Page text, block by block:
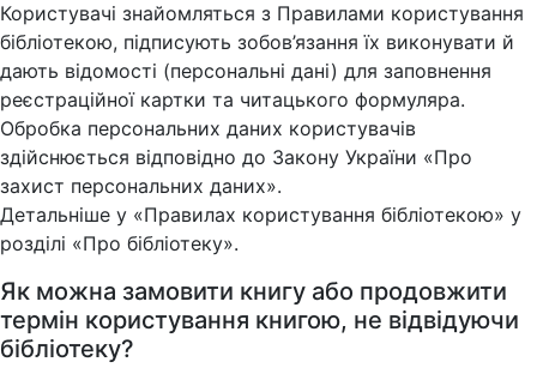
Користувачі знайомляться з Правилами користування
бібліотекою, підписують зобов’язання їх виконувати й
дають відомості (персональні дані) для заповнення
реєстраційної картки та читацького формуляра.
Обробка персональних даних користувачів
здійснюється відповідно до Закону України «Про
захист персональних даних».
Детальніше у «Правилах користування бібліотекою» у
розділі «Про бібліотеку».
Як можна замовити книгу або продовжити
термін користування книгою, не відвідуючи
бібліотеку?